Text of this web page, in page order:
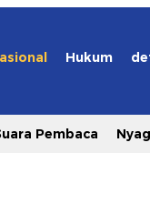
Hukum
Pembaca